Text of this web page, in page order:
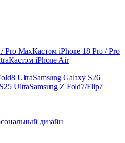
Pro MaxКастом iPhone 18 Pro / Pro
Кастом iPhone Air
UltraSamsung Galaxy S26
UltraSamsung Z Fold7/Flip7
дизайн